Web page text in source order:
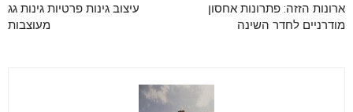
ארונות הזזה: פתרונות אחסון
מודרניים לחדר השינה
עיצוב גינות פרטיות גינות גג
מעוצבות